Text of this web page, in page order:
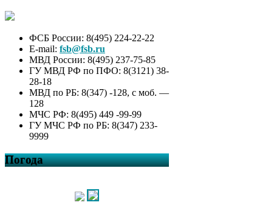
ФСБ России: 8(495) 224-22-22
E-mail: fsb@fsb.ru
МВД России: 8(495) 237-75-85
ГУ МВД РФ по ПФО: 8(3121) 38-
28-18
МВД по РБ: 8(347) -128, с моб. —
128
МЧС РФ: 8(495) 449 -99-99
ГУ МЧС РФ по РБ: 8(347) 233-
9999
Погода